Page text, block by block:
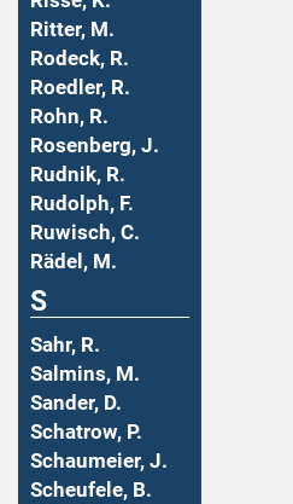
Ritter, M.
Rodeck, R.
Roedler, R.
Rohn, R.
Rosenberg, J.
Rudnik, R.
Rudolph, F.
Ruwisch, C.
Rädel, M.
S
Sahr, R.
Salmins, M.
Sander, D.
Schatrow, P.
Schaumeier, J.
Scheufele, B.